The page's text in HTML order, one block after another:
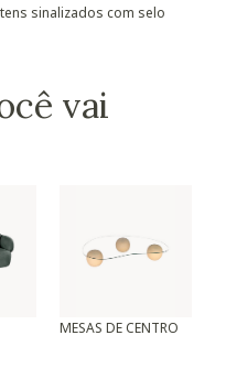
sinalizados com selo
vai
MESAS DE CENTRO